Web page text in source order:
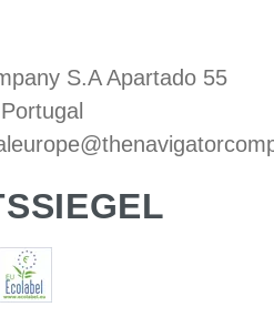
S.A Apartado 55